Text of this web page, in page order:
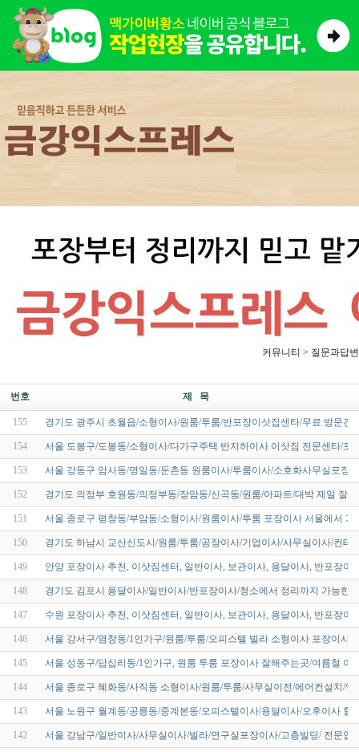
커뮤니티 > 질문과답변
번호 제 목
155 경기도 광주시 초월읍/소형이사/원룸/투룸/반포장이삿집센타/무료 방문
154 서울 도봉구/도봉동/소형이사/다가구주택 반지하이사 이삿짐 전문센타/
153 서울 강동구 암사동/명일동/둔촌동 원룸이사/투룸이사/소호화사무실포장
152 경기도 의정부 호원동/의정부동/장암동/신곡동/원룸/아파트/대박 제일 잘
151 서울 종로구 평창동/부암동/소형이사/원룸이사/투룸 포장이사 서울에서
150 경기도 하남시 교산신도시/원룸/투룸/공장이사/기업이사/사무실이사/컨
149 안양 포장이사 추천, 이삿짐센터, 일반이사, 보관이사, 용달이사, 반포장
148 경기도 김포시 용달이사/일반이사/반포장이사/청소에서 정리까지 가능한
147 수원 포장이사 추천, 이삿짐센터, 일반이사, 보관이사, 용달이사, 반포장
146 서울 강서구/염창동/1인가구/원룸/투룸/오피스텔 빌라 소형이사 포장이사
145 서울 성동구/답십리동/1인가구, 원룸 투룸 포장이사 잘해주는곳/여름철
144 서울 종로구 혜화동/사직동 소형이사/원룸/투룸/사무실이전/에어컨설치/
143 서울 노원구 월계동/공릉동/중계본동/오피스텔이사/용달이사/오후이사
142 서울 강남구/일반이사/사무실이사/빌라/연구실포장이사/고층빌딩/ 전문업